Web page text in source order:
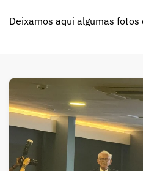
Deixamos aqui algumas fotos